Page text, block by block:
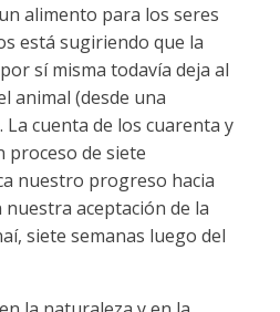
alimento para los seres
está sugiriendo que la
sí misma todavía deja al
animal (desde una
cuenta de los cuarenta y
proceso de siete
nuestro progreso hacia
aceptación de la
siete semanas luego del